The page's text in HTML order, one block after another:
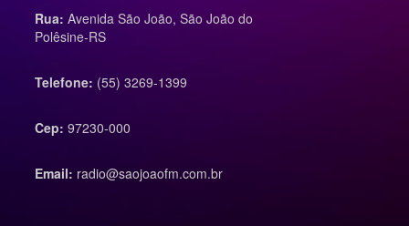
Rua: Avenida São João, São João do
Polêsine-RS
Telefone: (55) 3269-1399
Cep: 97230-000
Email: radio@saojoaofm.com.br